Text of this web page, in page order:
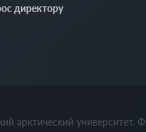
директору
арктический университет.